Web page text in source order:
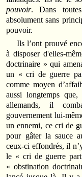
pouvoir. Dans
absolument sans
pouvoir.
Ils l’ont prouvé
à disposer d'elles-
doctrinaire » qui
un « cri de guerre
comme moyen
aussi longtemps
allemands, il
gouvernement lui-
un ennemi, ce cri de
pour gâter la sauce
ceux-ci effondrés, il
le « cri de guerre
« obstination